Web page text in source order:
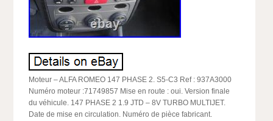
Moteur – ALFA ROMEO 147 PHASE 2. S5-C3 Ref : 937A3000
Numéro moteur :71749857 Mise en route : oui. Version finale
du véhicule. 147 PHASE 2 1.9 JTD – 8V TURBO MULTIJET.
Date de mise en circulation. Numéro de pièce fabricant.